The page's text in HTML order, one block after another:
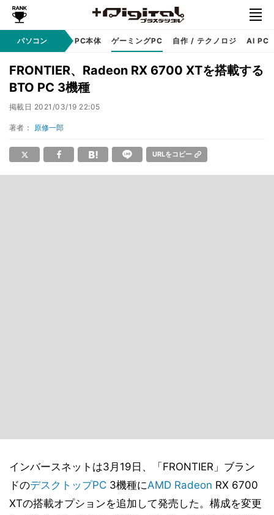
パソコンアップル PC本体 ゲーミングPC 自作 / テクノロジ AI PC
FRONTIER、Radeon RX 6700 XTを搭載する
BTO PC 3機種
掲載日 2021/03/19 22:05
著者： 原修一郎
URLをコピー
インバースネットは3月19日、「FRONTIER」ブラン
ドのデスクトップPC 3機種にAMD Radeon RX 6700
XTの搭載オプションを追加して発売した。構成を変更